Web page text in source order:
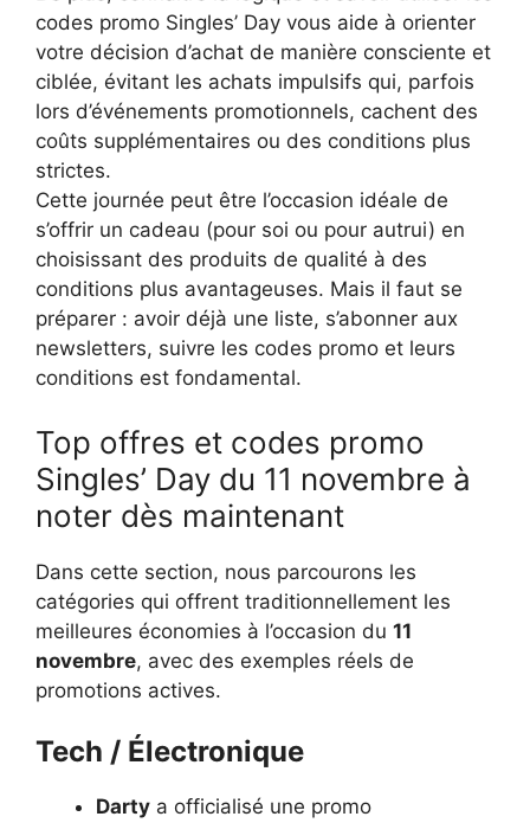
codes promo Singles’ Day vous aide à orienter
votre décision d’achat de manière consciente et
ciblée, évitant les achats impulsifs qui, parfois
lors d’événements promotionnels, cachent des
coûts supplémentaires ou des conditions plus
strictes.
Cette journée peut être l’occasion idéale de
s’offrir un cadeau (pour soi ou pour autrui) en
choisissant des produits de qualité à des
conditions plus avantageuses. Mais il faut se
préparer : avoir déjà une liste, s’abonner aux
newsletters, suivre les codes promo et leurs
conditions est fondamental.
Top offres et codes promo
Singles’ Day du 11 novembre à
noter dès maintenant
Dans cette section, nous parcourons les
catégories qui offrent traditionnellement les
meilleures économies à l’occasion du 11
novembre, avec des exemples réels de
promotions actives.
Tech / Électronique
Darty a officialisé une promo